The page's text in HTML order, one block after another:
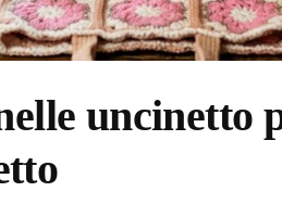
uncinetto